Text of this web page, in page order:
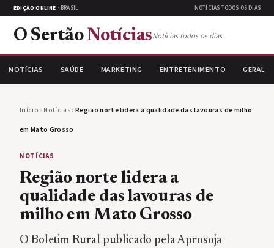
EDIÇÃO ONLINE · BRASIL NOTÍCIAS TODOS OS DIAS
O Sertão NotíciasNotícias todos os dias
NOTÍCIAS SAÚDE MARKETING ENTRETENIMENTO GERAL
Início › Notícias›Região norte lidera a qualidade das lavouras de milho
em Mato Grosso
NOTÍCIAS
Região norte lidera a
qualidade das lavouras de
milho em Mato Grosso
O Boletim Rural publicado pela Aprosoja